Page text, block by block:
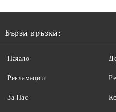
Бързи връзки:
Начало
Рекламации
За Нас